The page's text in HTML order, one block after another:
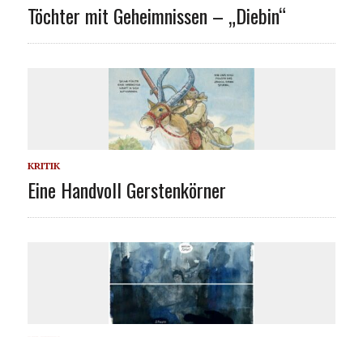
Töchter mit Geheimnissen – „Diebin“
KRITIK
Eine Handvoll Gerstenkörner